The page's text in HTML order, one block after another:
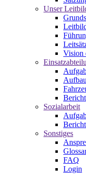
Unser
Vision
Aufbau
Sozialarbeit
Sonstiges
FAQ
Login